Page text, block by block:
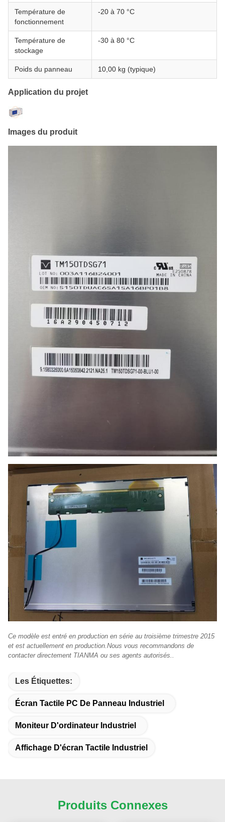
Température de
fonctionnement
-20 à 70 °C
Température de
stockage
-30 à 80 °C
Poids du panneau 10,00 kg (typique)
Application du projet
Images du produit
Ce modèle est entré en production en série au troisième trimestre 2015
et est actuellement en production.Nous vous recommandons de
contacter directement TIANMA ou ses agents autorisés..
Les Étiquettes:
Écran Tactile PC De Panneau Industriel
Moniteur D'ordinateur Industriel
Affichage D'écran Tactile Industriel
Produits Connexes